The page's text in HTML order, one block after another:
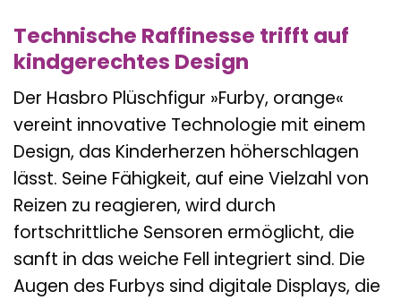
Technische Raffinesse trifft auf
kindgerechtes Design
Der Hasbro Plüschfigur »Furby, orange«
vereint innovative Technologie mit einem
Design, das Kinderherzen höherschlagen
lässt. Seine Fähigkeit, auf eine Vielzahl von
Reizen zu reagieren, wird durch
fortschrittliche Sensoren ermöglicht, die
sanft in das weiche Fell integriert sind. Die
Augen des Furbys sind digitale Displays, die